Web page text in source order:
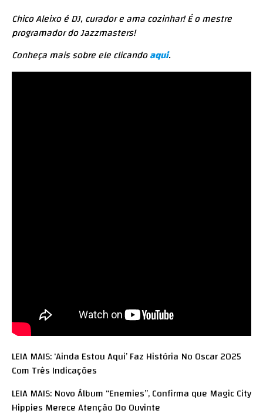
Chico Aleixo é DJ, curador e ama cozinhar! É o mestre
programador do Jazzmasters!
Conheça mais sobre ele clicandoaqui.
LEIA MAIS: ‘Ainda Estou Aqui’ Faz História No Oscar 2025
Com Três Indicações
LEIA MAIS: Novo Álbum “Enemies”, Confirma que Magic City
Hippies Merece Atenção Do Ouvinte